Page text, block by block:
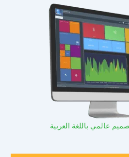
عالمي باللغة العربية